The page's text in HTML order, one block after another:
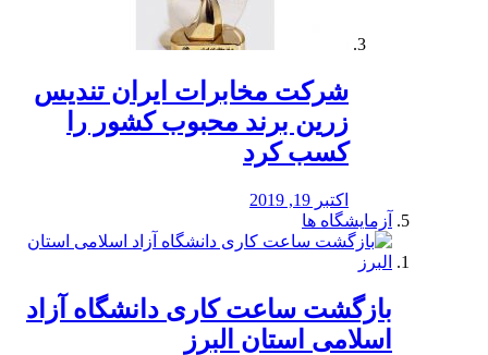
شرکت مخابرات ایران تندیس
زرین برند محبوب کشور را
کسب کرد
اکتبر 19, 2019
آزمایشگاه ها
بازگشت ساعت کاری دانشگاه آزاد
اسلامی استان البرز